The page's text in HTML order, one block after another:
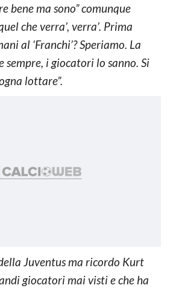
bene ma sono” comunque
che verra’, verra’. Prima
al ‘Franchi’? Speriamo. La
sempre, i giocatori lo sanno. Si
lottare”.
Juventus ma ricordo Kurt
giocatori mai visti e che ha